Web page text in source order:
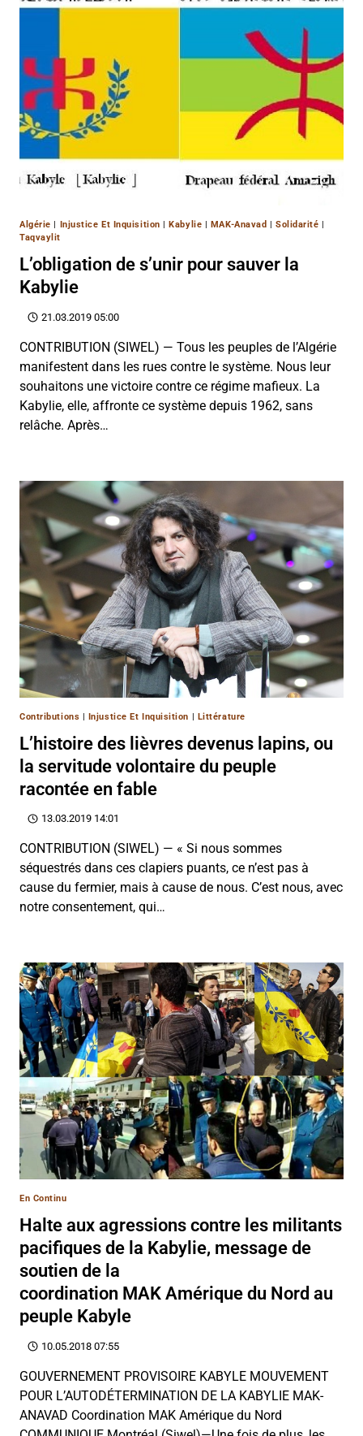
Algérie Injustice Et Inquisition Kabylie MAK-Anavad |Solidarité
Taqvaylit
L’obligation de s’unir pour sauver la
Kabylie
21.03.2019 05:00
CONTRIBUTION (SIWEL) — Tous les peuples de l’Algérie
manifestent dans les rues contre le système. Nous leur
souhaitons une victoire contre ce régime mafieux. La
Kabylie, elle, affronte ce système depuis 1962, sans
relâche. Après…
Contributions | Injustice Et Inquisition | Littérature
L’histoire des lièvres devenus lapins, ou
la servitude volontaire du peuple
racontée en fable
13.03.2019 14:01
CONTRIBUTION (SIWEL) — « Si nous sommes
séquestrés dans ces clapiers puants, ce n’est pas à
cause du fermier, mais à cause de nous. C’est nous, avec
notre consentement, qui…
En Continu
Halte aux agressions contre les militants
pacifiques de la Kabylie, message de
soutien de la
coordination MAK Amérique du Nord au
peuple Kabyle
10.05.2018 07:55
GOUVERNEMENT PROVISOIRE KABYLE MOUVEMENT
POUR L’AUTODÉTERMINATION DE LA KABYLIE MAK-
ANAVAD Coordination MAK Amérique du Nord